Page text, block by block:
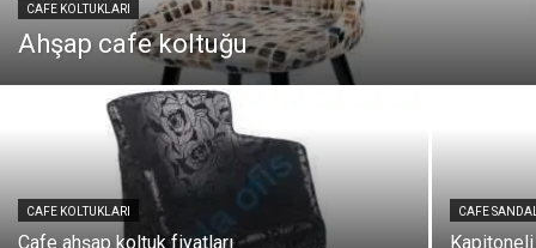
CAFE KOLTUKLARI
Ahşap cafe koltuğu
CAFE KOLTUKLARI
Cafe ahşap koltuk fiyatları
CAFE